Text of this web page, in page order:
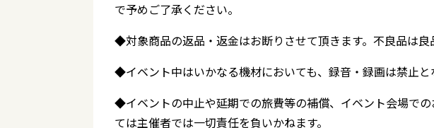
で予めご了承ください。
◆対象商品の返品・返金はお断りさせて頂きます。不良品は良
◆イベント中はいかなる機材においても、録音・録画は禁止と
◆イベントの中止や延期での旅費等の補償、イベント会場で
ては主催者では一切責任を負いかねます。